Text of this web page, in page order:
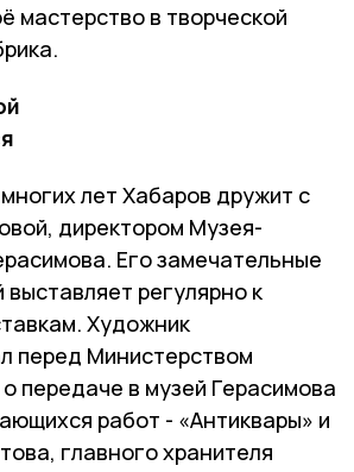
мастерство в творческой
лет Хабаров дружит с
директором Музея-
Его замечательные
выставляет регулярно к
Художник
перед Министерством
передаче в музей Герасимова
работ - «Антиквары» и
главного хранителя